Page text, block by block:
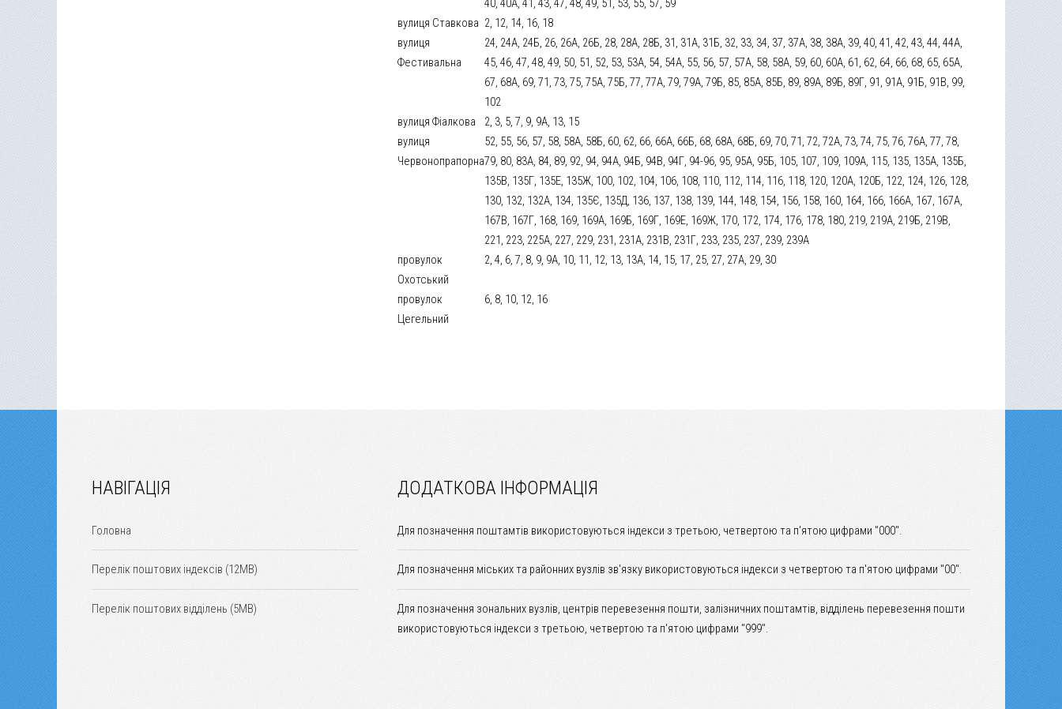
40, 40А, 41, 43, 47, 48, 49, 51, 53, 55, 57, 59
вулиця Ставкова 2, 12, 14, 16, 18
вулиця
Фестивальна
24, 24А, 24Б, 26, 26А, 26Б, 28, 28А, 28Б, 31, 31А, 31Б, 32, 33, 34, 37, 37А, 38, 38А, 39, 40, 41, 42, 43, 44, 44А,
45, 46, 47, 48, 49, 50, 51, 52, 53, 53А, 54, 54А, 55, 56, 57, 57А, 58, 58А, 59, 60, 60А, 61, 62, 64, 66, 68, 65, 65А,
67, 68А, 69, 71, 73, 75, 75А, 75Б, 77, 77А, 79, 79А, 79Б, 85, 85А, 85Б, 89, 89А, 89Б, 89Г, 91, 91А, 91Б, 91В, 99,
102
вулиця Фіалкова
2, 3, 5, 7, 9, 9А, 13, 15
вулиця
Червонопрапорна
52, 55, 56, 57, 58, 58А, 58Б, 60, 62, 66, 66А, 66Б, 68, 68А, 68Б, 69, 70, 71, 72, 72А, 73, 74, 75, 76, 76А, 77, 78,
79, 80, 83А, 84, 89, 92, 94, 94А, 94Б, 94В, 94Г, 94-96, 95, 95А, 95Б, 105, 107, 109, 109А, 115, 135, 135А, 135Б,
135В, 135Г, 135Е, 135Ж, 100, 102, 104, 106, 108, 110, 112, 114, 116, 118, 120, 120А, 120Б, 122, 124, 126, 128,
130, 132, 132А, 134, 135Є, 135Д, 136, 137, 138, 139, 144, 148, 154, 156, 158, 160, 164, 166, 166А, 167, 167А,
167В, 167Г, 168, 169, 169А, 169Б, 169Г, 169Е, 169Ж, 170, 172, 174, 176, 178, 180, 219, 219А, 219Б, 219В,
221, 223, 225А, 227, 229, 231, 231А, 231В, 231Г, 233, 235, 237, 239, 239А
провулок
Охотський
2, 4, 6, 7, 8, 9, 9А, 10, 11, 12, 13, 13А, 14, 15, 17, 25, 27, 27А, 29, 30
провулок
Цегельний
6, 8, 10, 12, 16
НАВІГАЦІЯ
Головна
Перелік поштових індексів (12MB)
Перелік поштових відділень (5MB)
ДОДАТКОВА ІНФОРМАЦІЯ
Для позначення поштамтів використовуються індекси з третьою, четвертою та п'ятою цифрами "000".
Для позначення міських та районних вузлів зв'язку використовуються індекси з четвертою та п'ятою цифрами "00".
Для позначення зональних вузлів, центрів перевезення пошти, залізничних поштамтів, відділень перевезення пошти
використовуються індекси з третьою, четвертою та п'ятою цифрами "999".